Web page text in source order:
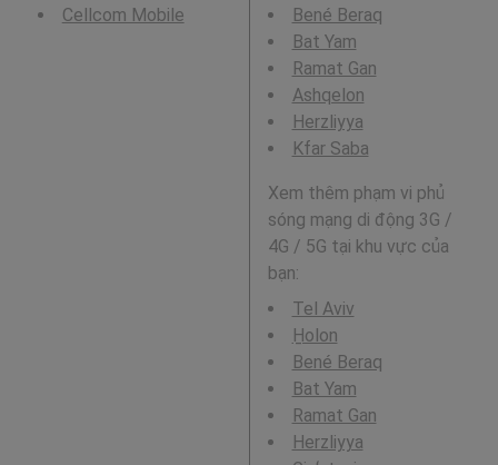
Cellcom Mobile
Bené Beraq
Bat Yam
Ramat Gan
Ashqelon
Herzliyya
Kfar Saba
Xem thêm phạm vi phủ
sóng mạng di động 3G /
4G / 5G tại khu vực của
bạn:
Tel Aviv
H̱olon
Bené Beraq
Bat Yam
Ramat Gan
Herzliyya